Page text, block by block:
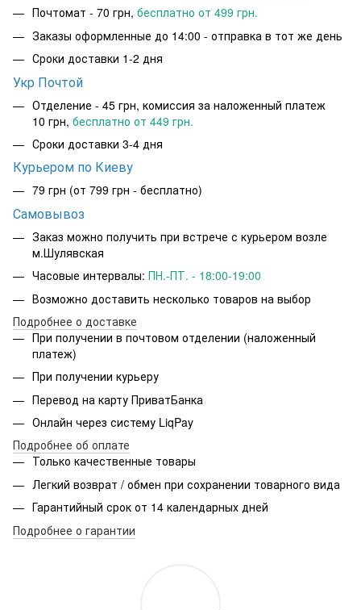
Почтомат - 70 грн, бесплатно от 499 грн.
Заказы оформленные до 14:00 - отправка в тот же день
Сроки доставки 1-2 дня
Укр Почтой
Отделение - 45 грн, комиссия за наложенный платеж
10 грн, бесплатно от 449 грн.
Сроки доставки 3-4 дня
Курьером по Киеву
79 грн (от 799 грн - бесплатно)
Самовывоз
Заказ можно получить при встрече с курьером возле
м.Шулявская
Часовые интервалы: ПН.-ПТ. - 18:00-19:00
Возможно доставить несколько товаров на выбор
Подробнее о доставке
При получении в почтовом отделении (наложенный
платеж)
При получении курьеру
Перевод на карту ПриватБанка
Онлайн через систему LiqPay
Подробнее об оплате
Только качественные товары
Легкий возврат / обмен при сохранении товарного вида
Гарантийный срок от 14 календарных дней
Подробнее о гарантии